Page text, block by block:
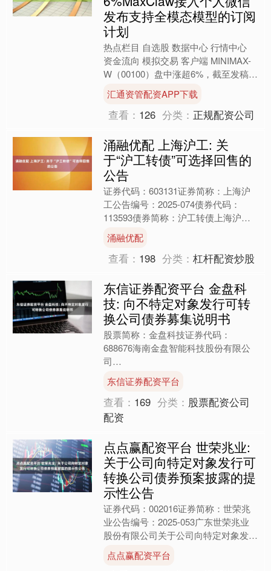
发布支持全模态模型的订阅
计划
热点栏目 自选股 数据中心 行情中心
资金流向 模拟交易 客户端 MINIMAX-
W（00100）盘中涨超6%，截至发稿，
股价上涨3.11%，现报945港元，成....
汇通资管配资APP下载
查看： 126 分类： 正规配资公司
涌融优配 上海沪工: 关
于“沪工转债”可选择回售的
公告
证券代码：603131证券简称：上海沪
工公告编号：2025-074债券代码：
113593债券简称：沪工转债上海沪工
焊接集团股份有限公司本公司董事会及
全体董事保证....
涌融优配
查看： 198 分类：杠杆配资炒股
东信证券配资平台 金盘科
技: 向不特定对象发行可转
换公司债券募集说明书
股票简称：金盘科技证券代码：
688676海南金盘智能科技股份有限公
司
HainanJinpanSmartTechnologyCo.,Ltd.
海南省海口市南海大道1....
东信证券配资平台
查看： 169 分类： 股票配资公司
配资
点点赢配资平台 世荣兆业:
关于公司向特定对象发行可
转换公司债券预案披露的提
示性公告
证券代码：002016证券简称：世荣兆
业公告编号：2025-053广东世荣兆业
股份有限公司关于公司向特定对象发行
可转换公司债券预案披露的提示性公告
本公司及董事会....
点点赢配资平台